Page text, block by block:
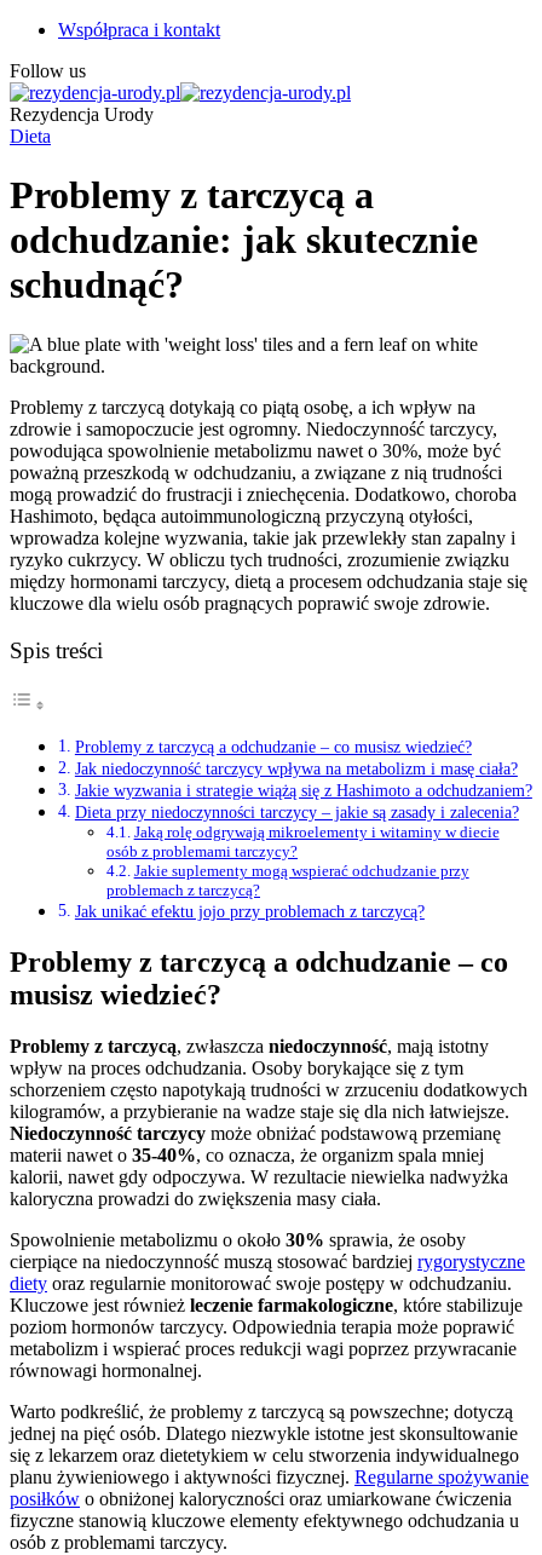
Współpraca i kontakt
Follow us
Rezydencja Urody
Dieta
Problemy z tarczycą a
odchudzanie: jak skutecznie
schudnąć?
Problemy z tarczycą dotykają co piątą osobę, a ich wpływ na
zdrowie i samopoczucie jest ogromny. Niedoczynność tarczycy,
powodująca spowolnienie metabolizmu nawet o 30%, może być
poważną przeszkodą w odchudzaniu, a związane z nią trudności
mogą prowadzić do frustracji i zniechęcenia. Dodatkowo, choroba
Hashimoto, będąca autoimmunologiczną przyczyną otyłości,
wprowadza kolejne wyzwania, takie jak przewlekły stan zapalny i
ryzyko cukrzycy. W obliczu tych trudności, zrozumienie związku
między hormonami tarczycy, dietą a procesem odchudzania staje się
kluczowe dla wielu osób pragnących poprawić swoje zdrowie.
Spis treści
Problemy z tarczycą a odchudzanie – co musisz wiedzieć?
Jak niedoczynność tarczycy wpływa na metabolizm i masę ciała?
Jakie wyzwania i strategie wiążą się z Hashimoto a odchudzaniem?
Dieta przy niedoczynności tarczycy – jakie są zasady i zalecenia?
Jaką rolę odgrywają mikroelementy i witaminy w diecie
osób z problemami tarczycy?
Jakie suplementy mogą wspierać odchudzanie przy
problemach z tarczycą?
Jak unikać efektu jojo przy problemach z tarczycą?
Problemy z tarczycą a odchudzanie – co
musisz wiedzieć?
Problemy z tarczycą, zwłaszcza niedoczynność, mają istotny
wpływ na proces odchudzania. Osoby borykające się z tym
schorzeniem często napotykają trudności w zrzuceniu dodatkowych
kilogramów, a przybieranie na wadze staje się dla nich łatwiejsze.
Niedoczynność tarczycy może obniżać podstawową przemianę
materii nawet o 35-40%, co oznacza, że organizm spala mniej
kalorii, nawet gdy odpoczywa. W rezultacie niewielka nadwyżka
kaloryczna prowadzi do zwiększenia masy ciała.
Spowolnienie metabolizmu o około 30% sprawia, że osoby
cierpiące na niedoczynność muszą stosować bardziej rygorystyczne
diety oraz regularnie monitorować swoje postępy w odchudzaniu.
Kluczowe jest również leczenie farmakologiczne, które stabilizuje
poziom hormonów tarczycy. Odpowiednia terapia może poprawić
metabolizm i wspierać proces redukcji wagi poprzez przywracanie
równowagi hormonalnej.
Warto podkreślić, że problemy z tarczycą są powszechne; dotyczą
jednej na pięć osób. Dlatego niezwykle istotne jest skonsultowanie
się z lekarzem oraz dietetykiem w celu stworzenia indywidualnego
planu żywieniowego i aktywności fizycznej. Regularne spożywanie
posiłków o obniżonej kaloryczności oraz umiarkowane ćwiczenia
fizyczne stanowią kluczowe elementy efektywnego odchudzania u
osób z problemami tarczycy.